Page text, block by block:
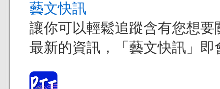
藝文快訊
讓你可以輕鬆追蹤含有您想
最新的資訊，「藝文快訊」即